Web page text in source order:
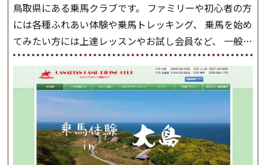
の扶助操作や誘導方法を身につけましょう。 注意事項
◆馬場使用状況により、使用する馬場はこちらで決定い
たしますのでご了承ください ◆基本は雨天決行です
が、落雷・強風等のより、安全上急遽中止させていただ
く場合がございます。 ◆三木ホースランドパークの協議
会や講習会等により、一部レッスンが中止になる場合が
ございます。 その際、ご予約いただいている皆様には事
前にご連絡いたします。MIKIホーストレックのツアー
はこちら
鳥取県にある乗馬クラブです。 ファミリーや初心者の方
には各種ふれあい体験や乗馬トレッキング、 乗馬を始め
てみたい方には上達レッスンやお試し会員など、 一般の
方に幅広くお楽しみいただける施設を目指しています。
また、お手軽（低価格）に会員になったり自分の馬を持
つことのできる乗馬クラブでもあり、 健康や趣味、スポ
ーツ競技として、老若男女様々な方が、日々乗馬をお楽
しみいただいています。 なお、ゴールデンウィークと夏
休み期間中は無休で営業していますので、ぜひご家族で
お越しください！大山乗馬センターの紹介記事はこち